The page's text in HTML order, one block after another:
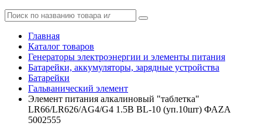
Главная
Каталог товаров
Генераторы электроэнергии и элементы питания
Батарейки, аккумуляторы, зарядные устройства
Батарейки
Гальванический элемент
Элемент питания алкалиновый "таблетка"
LR66/LR626/AG4/G4 1.5В BL-10 (уп.10шт) ФАZА
5002555